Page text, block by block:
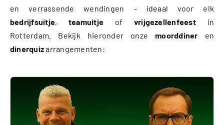
en verrassende wendingen – ideaal voor elk
bedrijfsuitje, teamuitje of vrijgezellenfeestin
Rotterdam. Bekijk hieronder onzemoorddiner en
dinerquizarrangementen: